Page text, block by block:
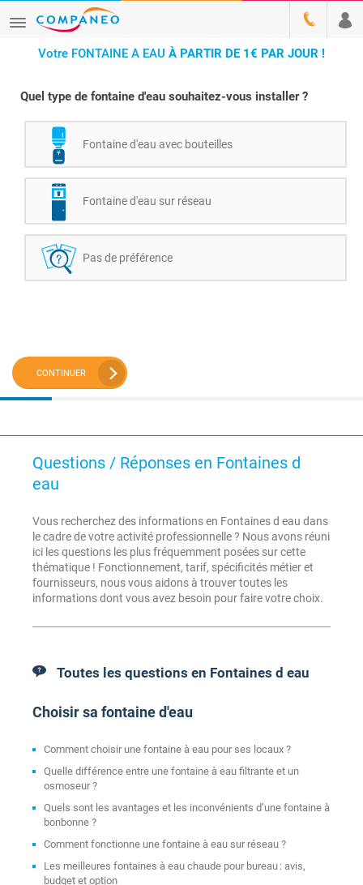
Votre FONTAINE A EAU À PARTIR DE 1€ PAR JOUR !
Quel type de fontaine d'eau souhaitez-vous installer ?
Fontaine d'eau avec bouteilles
Fontaine d'eau sur réseau
Pas de préférence
CONTINUER
Questions / Réponses en Fontaines d
eau
Vous recherchez des informations en Fontaines d eau dans
le cadre de votre activité professionnelle ? Nous avons réuni
ici les questions les plus fréquemment posées sur cette
thématique ! Fonctionnement, tarif, spécificités métier et
fournisseurs, nous vous aidons à trouver toutes les
informations dont vous avez besoin pour faire votre choix.
Toutes les questions en Fontaines d eau
Choisir sa fontaine d'eau
Comment choisir une fontaine à eau pour ses locaux ?
Quelle différence entre une fontaine à eau filtrante et un
osmoseur ?
Quels sont les avantages et les inconvénients d’une fontaine à
bonbonne ?
Comment fonctionne une fontaine à eau sur réseau ?
Les meilleures fontaines à eau chaude pour bureau : avis,
budget et option